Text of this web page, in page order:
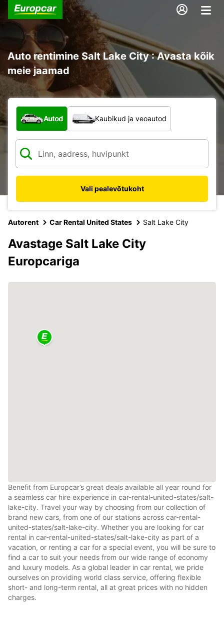
Auto rentimine Salt Lake City : Avasta kõik
meie jaamad
Mis tüüpi sõiduk?
Autod Kaubikud ja veoautod
Vali pealevõtukoht
Autorent Car Rental United States Salt Lake City
Avastage Salt Lake City
Europcariga
Benefit from Europcar’s great deals available all year round for
a seamless car hire experience in car-rental-united-states/salt-
lake-city. Travel your way by choosing from our collection of
brand new cars, from one of our stations across car-rental-
united-states/salt-lake-city. Whether you are looking for car
rental in car-rental-united-states/salt-lake-city as part of a
vacation, or renting a car for a special event, you will be sure to
find a car to suit your needs from our wide range of economy
and luxury models. As a global leader in car rental, we pride
ourselves on providing world class service, offering flexible
short- and long-term rental, all at great prices with no hidden
charges.